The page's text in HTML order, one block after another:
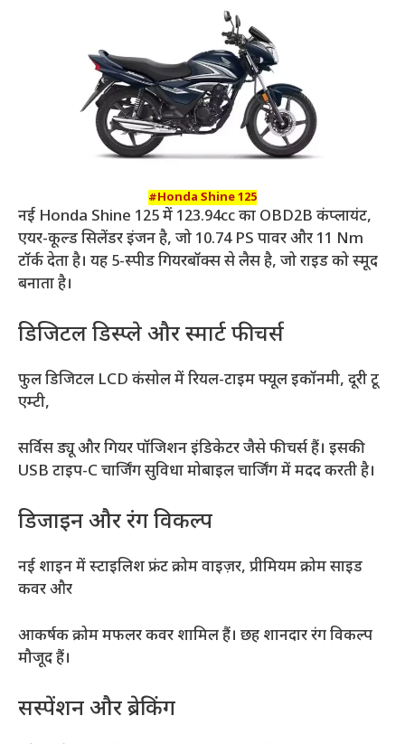
#Honda Shine 125
नई Honda Shine 125 में 123.94cc का OBD2B कंप्लायंट,
एयर-कूल्ड सिलेंडर इंजन है, जो 10.74 PS पावर और 11 Nm
टॉर्क देता है। यह 5-स्पीड गियरबॉक्स से लैस है, जो राइड को स्मूद
बनाता है।
डिजिटल डिस्प्ले और स्मार्ट फीचर्स
फुल डिजिटल LCD कंसोल में रियल-टाइम फ्यूल इकॉनमी, दूरी टू
एम्टी,
सर्विस ड्यू और गियर पॉजिशन इंडिकेटर जैसे फीचर्स हैं। इसकी
USB टाइप-C चार्जिंग सुविधा मोबाइल चार्जिंग में मदद करती है।
डिजाइन और रंग विकल्प
नई शाइन में स्टाइलिश फ्रंट क्रोम वाइज़र, प्रीमियम क्रोम साइड
कवर और
आकर्षक क्रोम मफलर कवर शामिल हैं। छह शानदार रंग विकल्प
मौजूद हैं।
सस्पेंशन और ब्रेकिंग